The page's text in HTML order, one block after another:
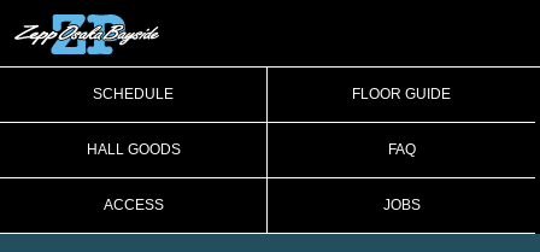
SCHEDULE FLOOR GUIDE
HALL GOODS FAQ
ACCESS JOBS